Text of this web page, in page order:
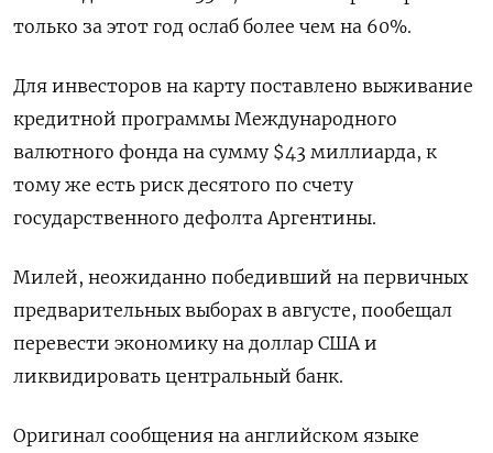
только за этот год ослаб более чем на 60%.
Для инвесторов на карту поставлено выживание
кредитной программы Международного
валютного фонда на сумму $43 миллиарда, к
тому же есть риск десятого по счету
государственного дефолта Аргентины.
Милей, неожиданно победивший на первичных
предварительных выборах в августе, пообещал
перевести экономику на доллар США и
ликвидировать центральный банк.
Оригинал сообщения на английском языке